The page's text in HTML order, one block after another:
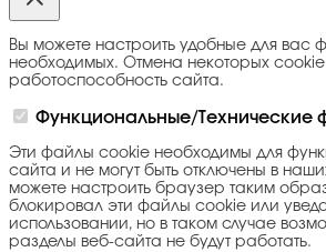
Вы можете настроить удобные для вас
необходимых. Отмена некоторых cookie
работоспособность сайта.
Функциональные/Технические
Эти файлы cookie необходимы для
сайта и не могут быть отключены в
можете настроить браузер таким
блокировал эти файлы cookie или
использовании, но в таком случае
разделы веб-сайта не будут работать.